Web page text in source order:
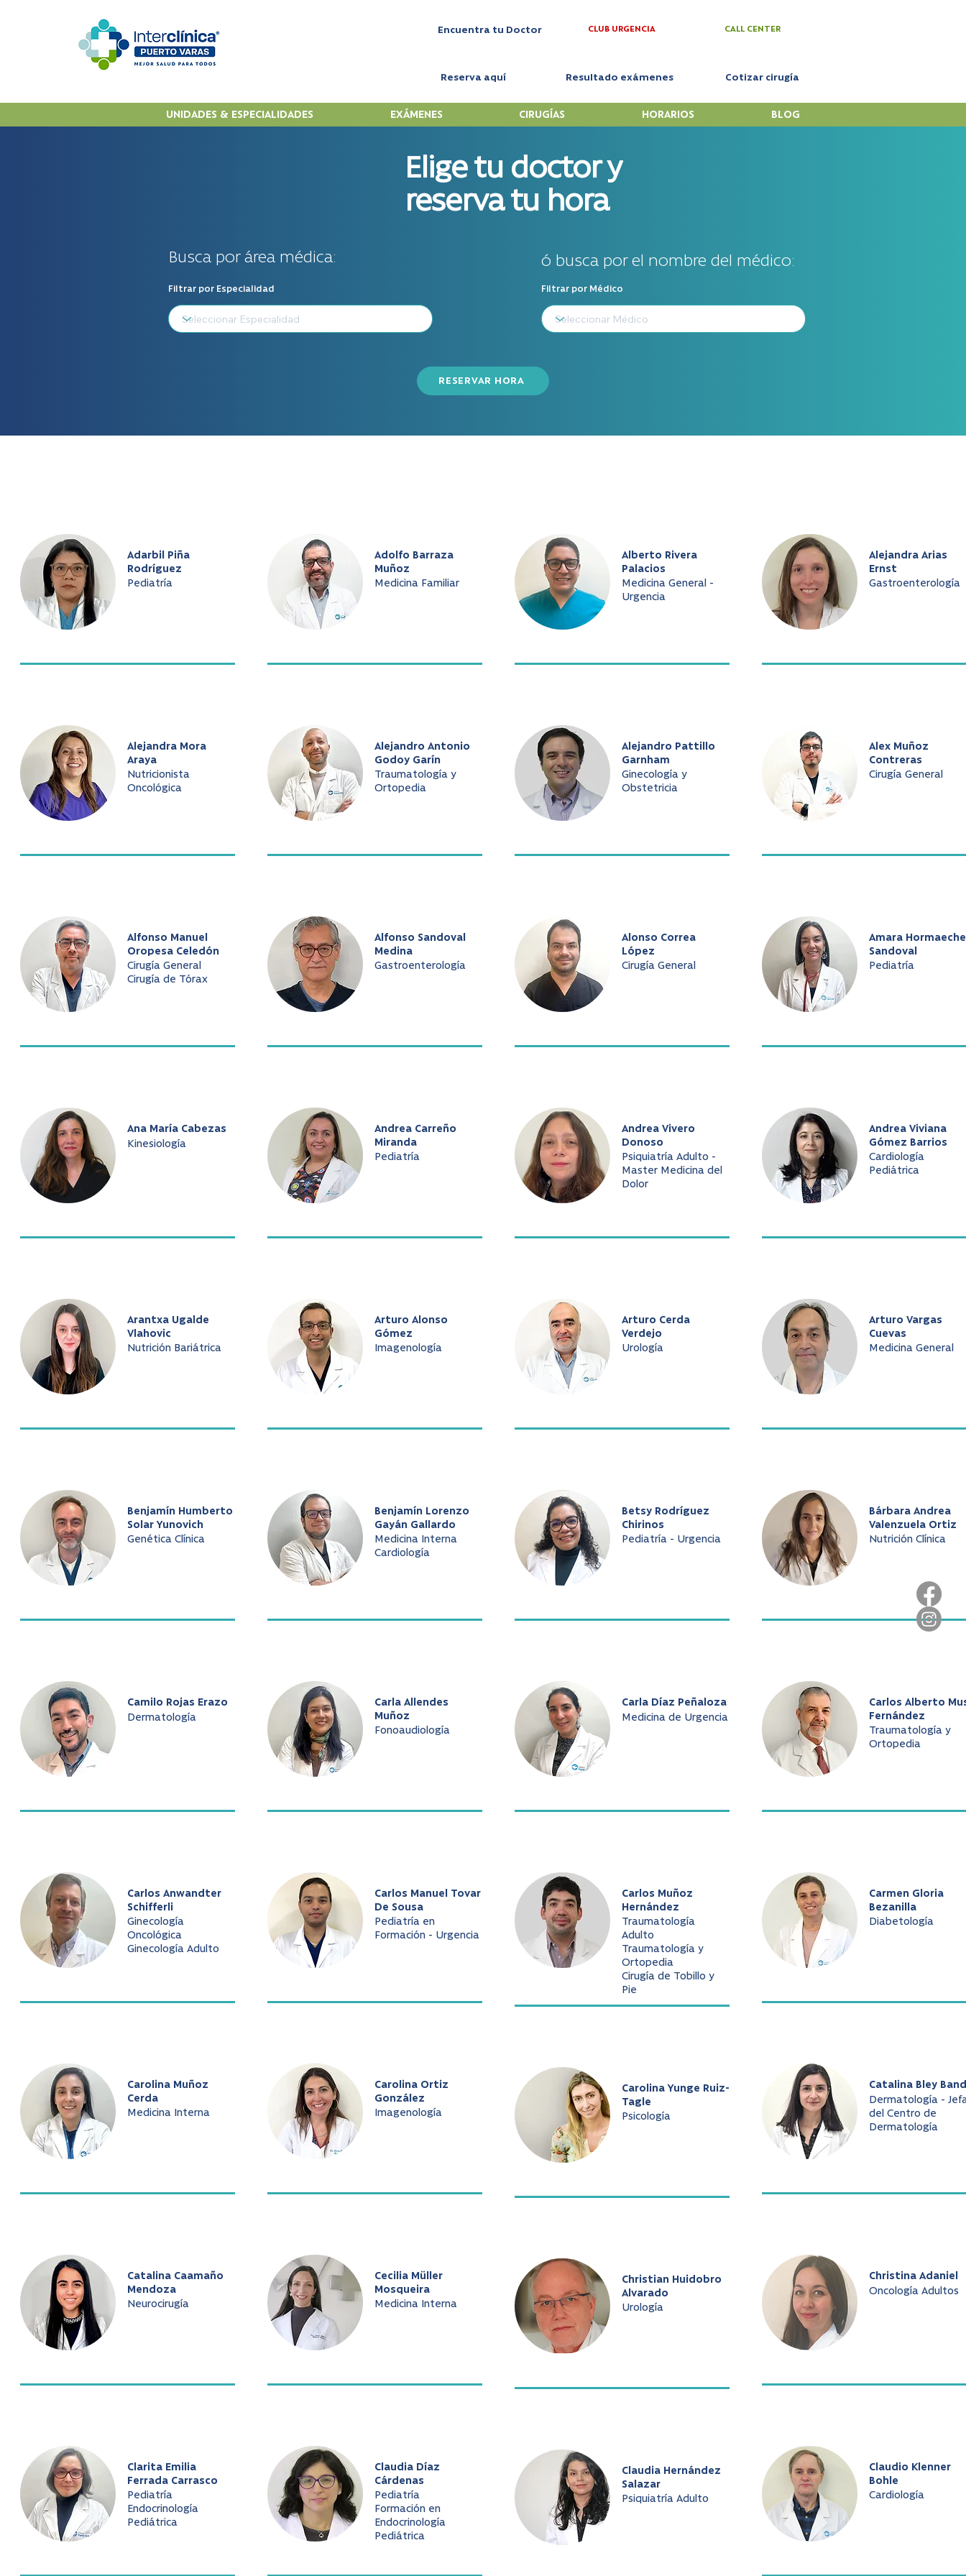
Encuentra tu Doctor CLUB URGENCIA
Reserva aquí Resultado exámenes
CALL CENTER
Cotizar cirugía
UNIDADES & ESPECIALIDADES EXÁMENES CIRUGÍAS HORARIOS BLOG
Elige tu doctor y
reserva tu hora
Busca por área médica: ó busca por el nombre del médico:
Filtrar por Especialidad Filtrar por Médico
RESERVAR HORA
Adarbil Piña
Rodríguez
Pediatría
Alejandra Mora
Araya
Nutricionista
Oncológica
Alfonso Manuel
Oropesa Celedón
Cirugía General
Cirugía de Tórax
Ana María Cabezas
Kinesiología
Arantxa Ugalde
Vlahovic
Nutrición Bariátrica
Benjamín Humberto
Solar Yunovich
Genética Clínica
Camilo Rojas Erazo
Dermatología
Carlos Anwandter
Schifferli
Ginecología
Oncológica
Ginecología Adulto
Carolina Muñoz
Cerda
Medicina Interna
Catalina Caamaño
Mendoza
Neurocirugía
Clarita Emilia
Ferrada Carrasco
Pediatría
Endocrinología
Pediátrica
Adolfo Barraza
Muñoz
Medicina Familiar
Alejandro Antonio
Godoy Garín
Traumatología y
Ortopedia
Alfonso Sandoval
Medina
Gastroenterología
Andrea Carreño
Miranda
Pediatría
Arturo Alonso
Gómez
Imagenología
Benjamín Lorenzo
Gayán Gallardo
Medicina Interna
Cardiología
Carla Allendes
Muñoz
Fonoaudiología
Carlos Manuel Tovar
De Sousa
Pediatría en
Formación - Urgencia
Carolina Ortiz
González
Imagenología
Cecilia Müller
Mosqueira
Medicina Interna
Claudia Díaz
Cárdenas
Pediatría
Formación en
Endocrinología
Pediátrica
Alberto Rivera
Palacios
Medicina General -
Urgencia
Alejandro Pattillo
Garnham
Ginecología y
Obstetricia
Alonso Correa
López
Cirugía General
Andrea Vivero
Donoso
Psiquiatría Adulto -
Master Medicina del
Dolor
Arturo Cerda
Verdejo
Urología
Betsy Rodríguez
Chirinos
Pediatría - Urgencia
Carla Díaz Peñaloza
Medicina de Urgencia
Carlos Muñoz
Hernández
Traumatología
Adulto
Traumatología y
Ortopedia
Cirugía de Tobillo y
Pie
Carolina Yunge Ruiz-
Tagle
Psicología
Christian Huidobro
Alvarado
Urología
Claudia Hernández
Salazar
Psiquiatría Adulto
Alejandra Arias
Ernst
Gastroenterología
Alex Muñoz
Contreras
Cirugía General
Amara
Sandoval
Pediatría
Andrea Viviana
Gómez Barrios
Cardiología
Pediátrica
Arturo Vargas
Cuevas
Medicina General
Bárbara Andrea
Valenzuela Ortiz
Nutrición Clínica
Carlos Alberto
Fernández
Traumatología y
Ortopedia
Carmen Gloria
Bezanilla
Diabetología
Catalina Bley
Dermatología -
del Centro de
Dermatología
Christina Adaniel
Oncología Adultos
Claudio Klenner
Bohle
Cardiología